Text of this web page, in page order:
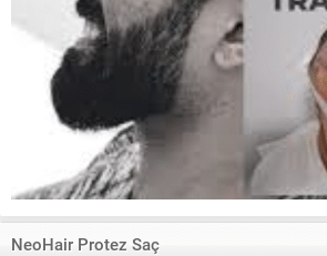
NeoHair Protez Saç